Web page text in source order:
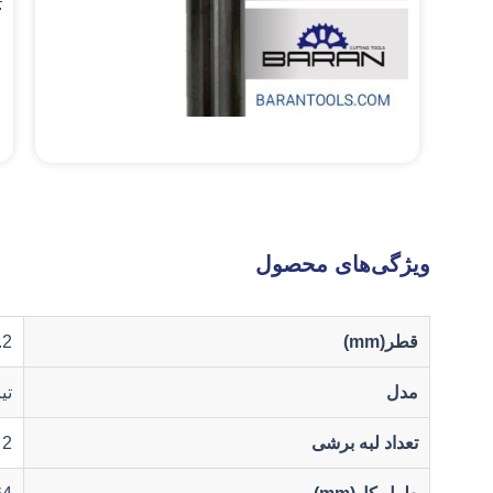
ویژگی‌های محصول
قطر(mm)
مدل
تعداد لبه برشی 2